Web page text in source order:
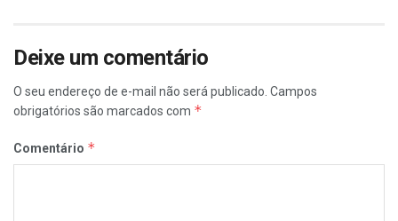
Deixe um comentário
O seu endereço de e-mail não será publicado. Campos
obrigatórios são marcados com *
Comentário *